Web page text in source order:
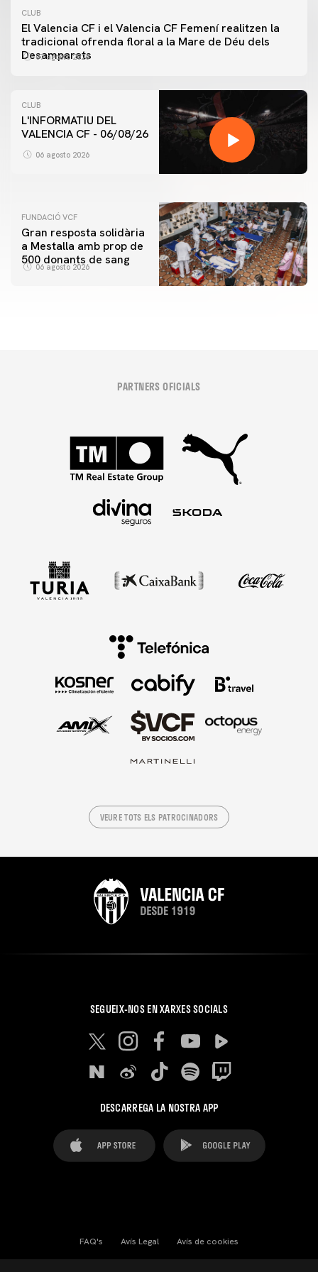
CLUB
El Valencia CF i el Valencia CF Femení realitzen la
tradicional ofrenda floral a la Mare de Déu dels
Desamparats
07 agosto 2026
CLUB
L'INFORMATIU DEL
VALENCIA CF - 06/08/26
06 agosto 2026
PRIMER EQUIP
ENTRENAMENT DEL VALENCIA CF 6/8/2026
FUNDACIÓ VCF
Gran resposta solidària
a Mestalla amb prop de
500 donants de sang
06 agosto 2026
PARTNERS OFICIALS
VEURE TOTS ELS PATROCINADORS
SEGUEIX-NOS EN XARXES SOCIALS
DESCARREGA LA NOSTRA APP
FAQ's Avís Legal Avís de cookies